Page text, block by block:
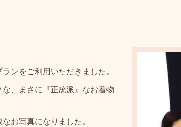
ンをご利用いただきました。
、まさに『正統派』なお着物
お写真になりました。